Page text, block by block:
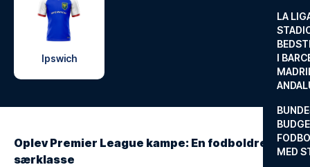
LA
I
MED
Ipswich
Oplev Premier League kampe: En fodboldrejse i
særklasse